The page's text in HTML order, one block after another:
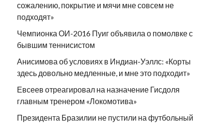
сожалению, покрытие и мячи мне совсем не
подходят»
Чемпионка ОИ-2016 Пуиг объявила о помолвке с
бывшим теннисистом
Анисимова об условиях в Индиан-Уэллс: «Корты
здесь довольно медленные, и мне это подходит»
Евсеев отреагировал на назначение Гисдоля
главным тренером «Локомотива»
Президента Бразилии не пустили на футбольный